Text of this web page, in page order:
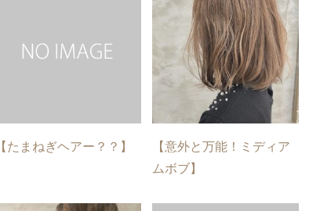
【たまねぎヘアー？？】
【意外と万能！ミディア
ムボブ】